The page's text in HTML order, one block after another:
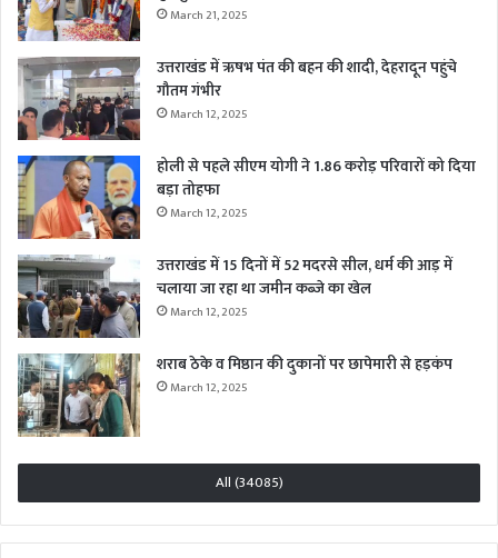
March 21, 2025
उत्तराखंड में ऋषभ पंत की बहन की शादी, देहरादून पहुंचे
गौतम गंभीर
March 12, 2025
होली से पहले सीएम योगी ने 1.86 करोड़ परिवारों को दिया
बड़ा तोहफा
March 12, 2025
उत्तराखंड में 15 दिनों में 52 मदरसे सील, धर्म की आड़ में
चलाया जा रहा था जमीन कब्जे का खेल
March 12, 2025
शराब ठेके व मिष्ठान की दुकानों पर छापेमारी से हड़कंप
March 12, 2025
All (34085)